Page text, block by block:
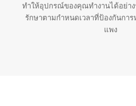
ทำให้อุปกรณ์ของคุณทำงานได้อย่าง
รักษาตามกำหนดเวลาที่ป้องกันกา
แพง